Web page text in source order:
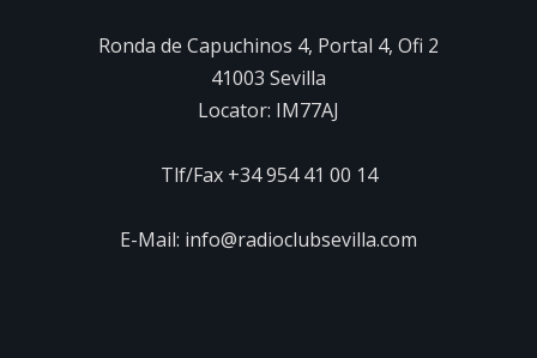
Ronda de Capuchinos 4, Portal 4, Ofi 2
41003 Sevilla
Locator: IM77AJ
Tlf/Fax +34 954 41 00 14
E-Mail: info@radioclubsevilla.com